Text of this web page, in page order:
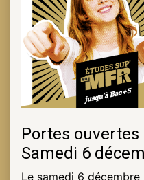
Portes ouvertes
Samedi 6
Le samedi 6 décembre